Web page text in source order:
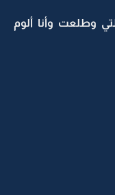
وطلعت وأنا ألوم